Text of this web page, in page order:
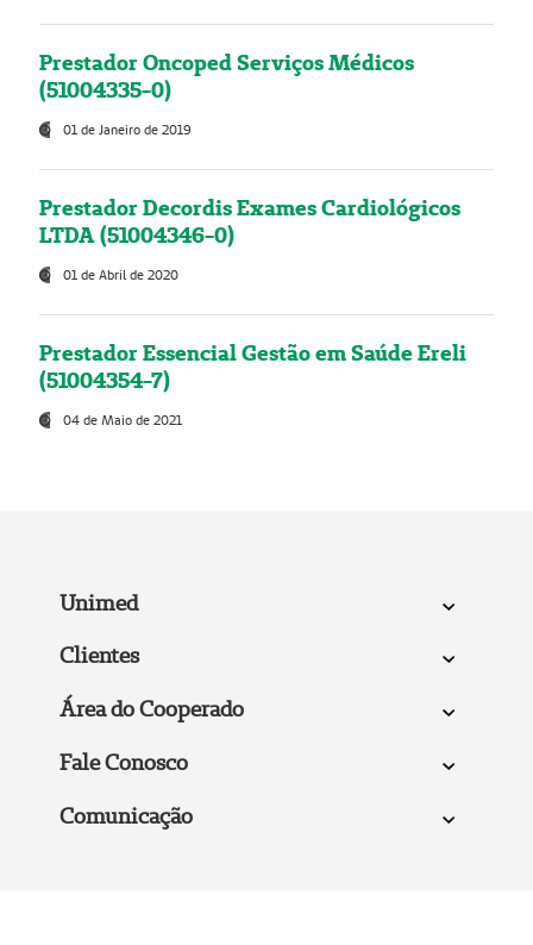
Prestador Oncoped Serviços Médicos
(51004335-0)
01 de Janeiro de 2019
Prestador Decordis Exames Cardiológicos
LTDA (51004346-0)
01 de Abril de 2020
Prestador Essencial Gestão em Saúde Ereli
(51004354-7)
04 de Maio de 2021
Unimed
Clientes
Área do Cooperado
Fale Conosco
Comunicação